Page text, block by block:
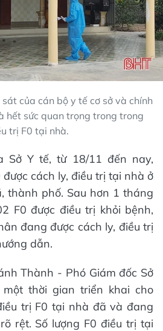
của cán bộ y tế cơ sở và chính
hết sức quan trọng trong trong
trị F0 tại nhà.
Sở Y tế, từ 18/11 đến nay,
cách ly, điều trị tại nhà ở
thành phố. Sau hơn 1 tháng
F0 được điều trị khỏi bệnh,
đang được cách ly, điều trị
dẫn.
Thành - Phó Giám đốc Sở
thời gian triển khai cho
trị F0 tại nhà đã và đang
rệt. Số lượng F0 điều trị tại